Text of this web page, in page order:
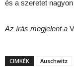
és a szeretet
Az írás megjelent a
CIMKÉK Auschwitz